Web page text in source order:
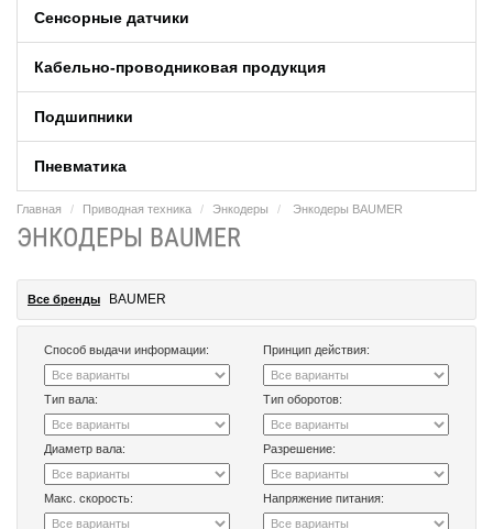
Сенсорные датчики
Кабельно-проводниковая продукция
Подшипники
Пневматика
Главная Приводная техника Энкодеры Энкодеры BAUMER
ЭНКОДЕРЫ BAUMER
Все бренды BAUMER
Способ выдачи информации: Принцип действия:
Тип вала: Тип оборотов:
Диаметр вала: Разрешение:
Макс. скорость: Напряжение питания: